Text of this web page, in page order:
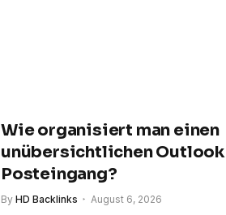
Wie organisiert man einen
unübersichtlichen Outlook
Posteingang?
By HD Backlinks August 6, 2026